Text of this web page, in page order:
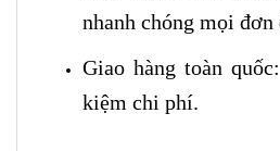
nhanh chóng mọi đơn
Giao hàng toàn
kiệm chi phí.